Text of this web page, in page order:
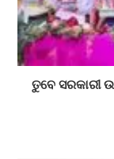
ତୁବେ ସରକାରୀ